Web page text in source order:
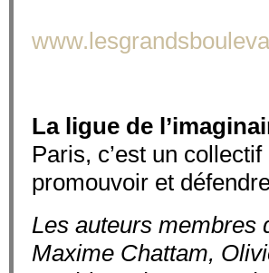
La ligue de
Paris, c’est un
promouvoir et
Les auteurs membres
Maxime Chattam,